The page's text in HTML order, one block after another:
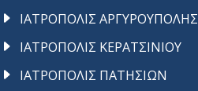
ΙΑΤΡΟΠΟΛΙΣ ΑΡΓΥΡΟΥΠΟΛΗΣ
ΙΑΤΡΟΠΟΛΙΣ ΚΕΡΑΤΣΙΝΙΟΥ
ΙΑΤΡΟΠΟΛΙΣ ΠΑΤΗΣΙΩΝ